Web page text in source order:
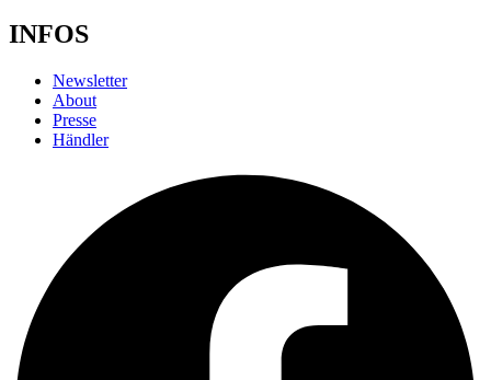
INFOS
Newsletter
About
Presse
Händler